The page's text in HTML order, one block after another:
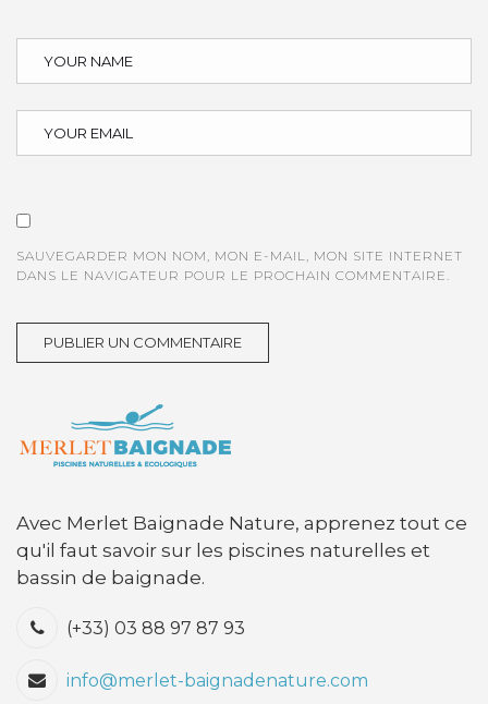
SAUVEGARDER MON NOM, MON E-MAIL, MON SITE INTERNET
DANS LE NAVIGATEUR POUR LE PROCHAIN COMMENTAIRE.
Avec Merlet Baignade Nature, apprenez tout ce
qu'il faut savoir sur les piscines naturelles et
bassin de baignade.
(+33) 03 88 97 87 93
info@merlet-baignadenature.com